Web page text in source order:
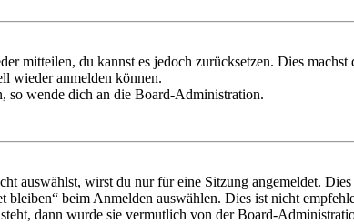
mitteilen, du kannst es jedoch zurücksetzen. Dies
wieder anmelden können.
so wende dich an die Board-Administration.
auswählst, wirst du nur für eine Sitzung angemeldet.
beim Anmelden auswählen. Dies ist nicht
dann wurde sie vermutlich von der Board-